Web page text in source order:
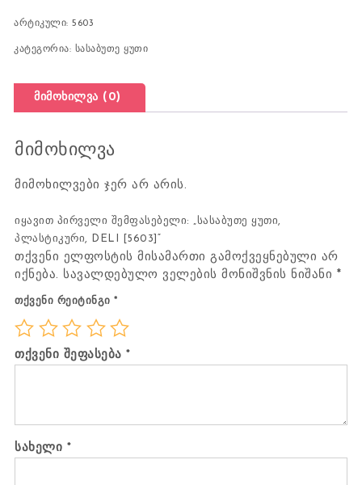
არტიკული:5603
კატეგორია: სასაბუთე ყუთი
მიმოხილვა (0)
მიმოხილვა
მიმოხილვები ჯერ არ არის.
იყავით პირველი შემფასებელი: „სასაბუთე ყუთი,
პლასტიკური, DELI [5603]“
თქვენი ელფოსტის მისამართი გამოქვეყნებული არ
იქნება. სავალდებულო ველების მონიშვნის ნიშანი *
თქვენი რეიტინგი*
თქვენი შეფასება*
სახელი *